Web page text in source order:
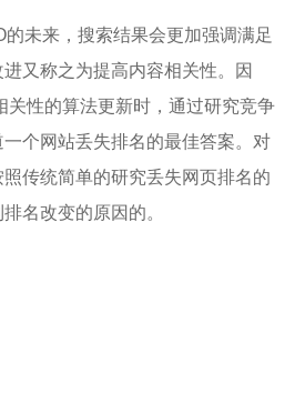
未来，搜索结果会更加强调满足
又称之为提高内容相关性。因
关性的算法更新时，通过研究竞争
个网站丢失排名的最佳答案。对
传统简单的研究丢失网页排名的
名改变的原因的。